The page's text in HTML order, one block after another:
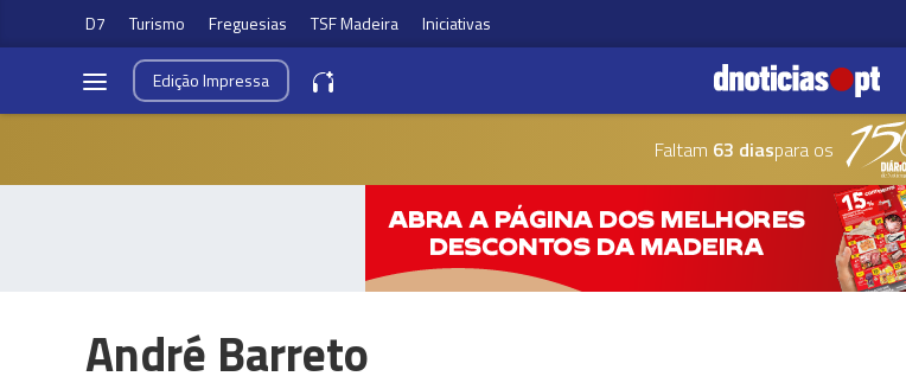
D7 Turismo Freguesias TSF Madeira Iniciativas
EdiçãoImpressa
Faltam 63 diaspara os
André Barreto